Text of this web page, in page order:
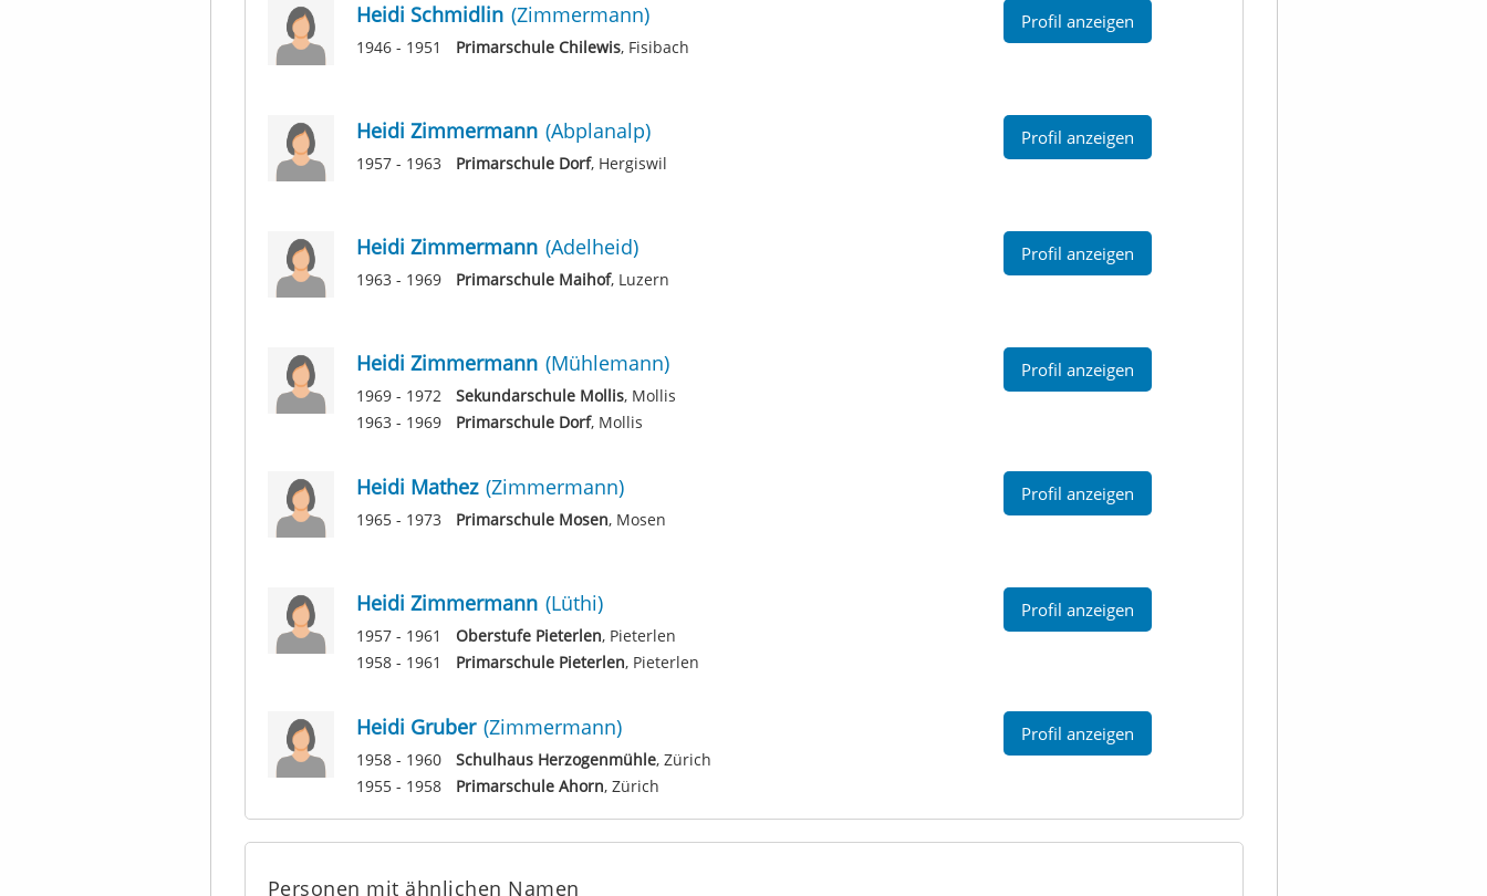
Heidi Schmidlin (Zimmermann)
1946 - 1951 Primarschule Chilewis, Fisibach
Profil anzeigen
Heidi Zimmermann (Abplanalp)
1957 - 1963 Primarschule Dorf, Hergiswil
Profil anzeigen
Heidi Zimmermann (Adelheid)
1963 - 1969 Primarschule Maihof, Luzern
Profil anzeigen
Heidi Zimmermann (Mühlemann)
1969 - 1972 Sekundarschule Mollis, Mollis
1963 - 1969
Primarschule Dorf, Mollis
Profil anzeigen
Heidi Mathez (Zimmermann)
1965 - 1973 Primarschule Mosen, Mosen
Profil anzeigen
Heidi Zimmermann (Lüthi)
1957 - 1961 Oberstufe Pieterlen, Pieterlen
1958 - 1961
Primarschule Pieterlen, Pieterlen
Profil anzeigen
Heidi Gruber (Zimmermann)
1958 - 1960 Schulhaus Herzogenmühle, Zürich
1955 - 1958
Primarschule Ahorn, Zürich
Profil anzeigen
Personen mit ähnlichen Namen